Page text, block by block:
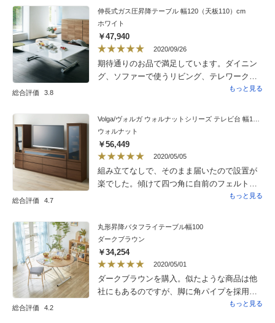
総合評価 3.8
伸長式ガス圧昇降テーブル 幅120（天板110）cm
ホワイト
￥47,940
2020/09/26
期待通りのお品で満足しています。ダイニン
グ、ソファーで使うリビング、テレワーク用
仕事机を兼ねて購入しました。キャスター、
だふたつはテーブルの仕上げがよいので、マ
ウスが反応しますせんので、紙を使用してい
ます。テーブルを傷つけないように、使用し
ます。テーブルを縮めるときに指を挟みやす
いので、技を習得する必要があると思いま
す。要望としては接続部も白に統一してくれ
もっと見る
総合評価 4.7
ウォルナット
￥56,449
2020/05/05
組み立てなしで、そのまま届いたので設置が
楽でした。傾けて四つ角に自前のフェルトの
保護シートを貼って設置しています。重たい
上のガラス戸部分の裏側は配線用に全面あい
ています。真ん中にTVのレコーダー、左側は
空いたのでそこに手持ちの延長コードを設置
してパソコンを充電しながら置けるようにし
ました。見た目すっきりで落ち着いた色味で
満足です。
もっと見る
総合評価 4.2
丸形昇降バタフライテーブル幅100
ダークブラウン
￥34,254
2020/05/01
ダークブラウンを購入。似たような商品は他
社にもあるのですが、脚に角パイプを採用し
ている点と天板の材質が購入の決め手でし
もっと見る